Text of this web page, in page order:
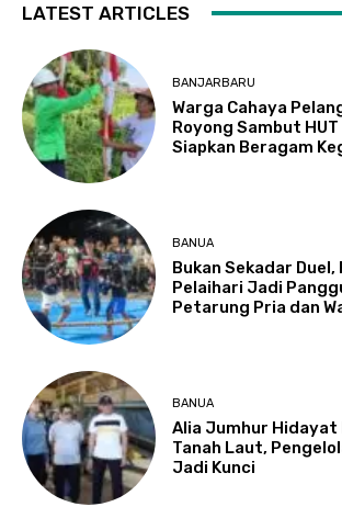
LATEST ARTICLES
BANJARBARU
Warga Cahaya
Royong Sambut HUT
Siapkan Beragam
BANUA
Bukan Sekadar
Pelaihari Jadi
Petarung Pria dan
BANUA
Alia Jumhur Hidayat
Tanah Laut,
Jadi Kunci